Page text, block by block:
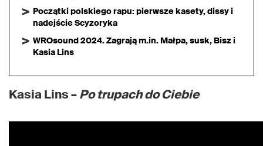
Początki polskiego rapu: pierwsze kasety, dissy i
nadejście Scyzoryka
WROsound 2024. Zagrają m.in. Małpa, susk, Bisz i
Kasia Lins
Kasia Lins –Po trupach do Ciebie